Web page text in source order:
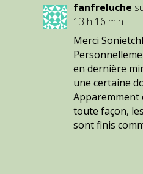
fanfreluche
13 h 16 min
Merci
en dernière
une certaine
Apparemment
toute façon,
sont finis